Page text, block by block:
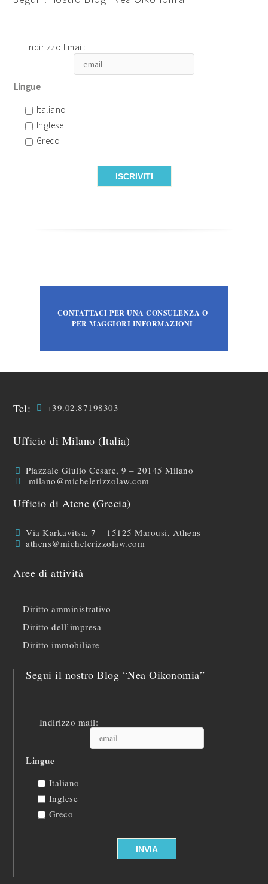
Indirizzo Email:
Lingue
Italiano
Inglese
Greco
CONTATTACI PER UNA CONSULENZA O
PER MAGGIORI INFORMAZIONI
Tel: +39.02.87198303
Ufficio di Milano (Italia)
Piazzale Giulio Cesare, 9 – 20145 Milano
milano@michelerizzolaw.com
Ufficio di Atene (Grecia)
Via Karkavitsa, 7 – 15125 Marousi, Athens
athens@michelerizzolaw.com
Aree di attività
Diritto amministrativo
Diritto dell’impresa
Diritto immobiliare
Segui il nostro Blog “Nea Oikonomia”
Indirizzo mail:
Lingue
Italiano
Inglese
Greco